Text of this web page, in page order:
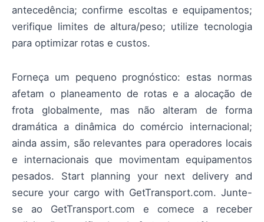
antecedência; confirme escoltas e equipamentos;
verifique limites de altura/peso; utilize tecnologia
para optimizar rotas e custos.
Forneça um pequeno prognóstico: estas normas
afetam o planeamento de rotas e a alocação de
frota globalmente, mas não alteram de forma
dramática a dinâmica do comércio internacional;
ainda assim, são relevantes para operadores locais
e internacionais que movimentam equipamentos
pesados. Start planning your next delivery and
secure your cargo with GetTransport.com. Junte-
se ao GetTransport.com e comece a receber